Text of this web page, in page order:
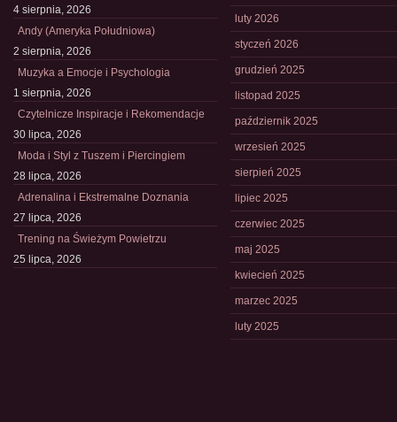
4 sierpnia, 2026
Andy (Ameryka Południowa)
2 sierpnia, 2026
Muzyka a Emocje i Psychologia
1 sierpnia, 2026
Czytelnicze Inspiracje i Rekomendacje
30 lipca, 2026
Moda i Styl z Tuszem i Piercingiem
28 lipca, 2026
Adrenalina i Ekstremalne Doznania
27 lipca, 2026
Trening na Świeżym Powietrzu
25 lipca, 2026
luty 2026
styczeń 2026
grudzień 2025
listopad 2025
październik 2025
wrzesień 2025
sierpień 2025
lipiec 2025
czerwiec 2025
maj 2025
kwiecień 2025
marzec 2025
luty 2025